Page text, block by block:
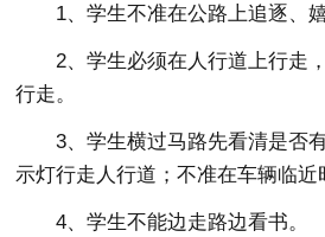
1、学生不准在公路上追逐、
2、学生必须在人行道上行走
行走。
3、学生横过马路先看清是否
示灯行走人行道；不准在车辆临近
4、学生不能边走路边看书。